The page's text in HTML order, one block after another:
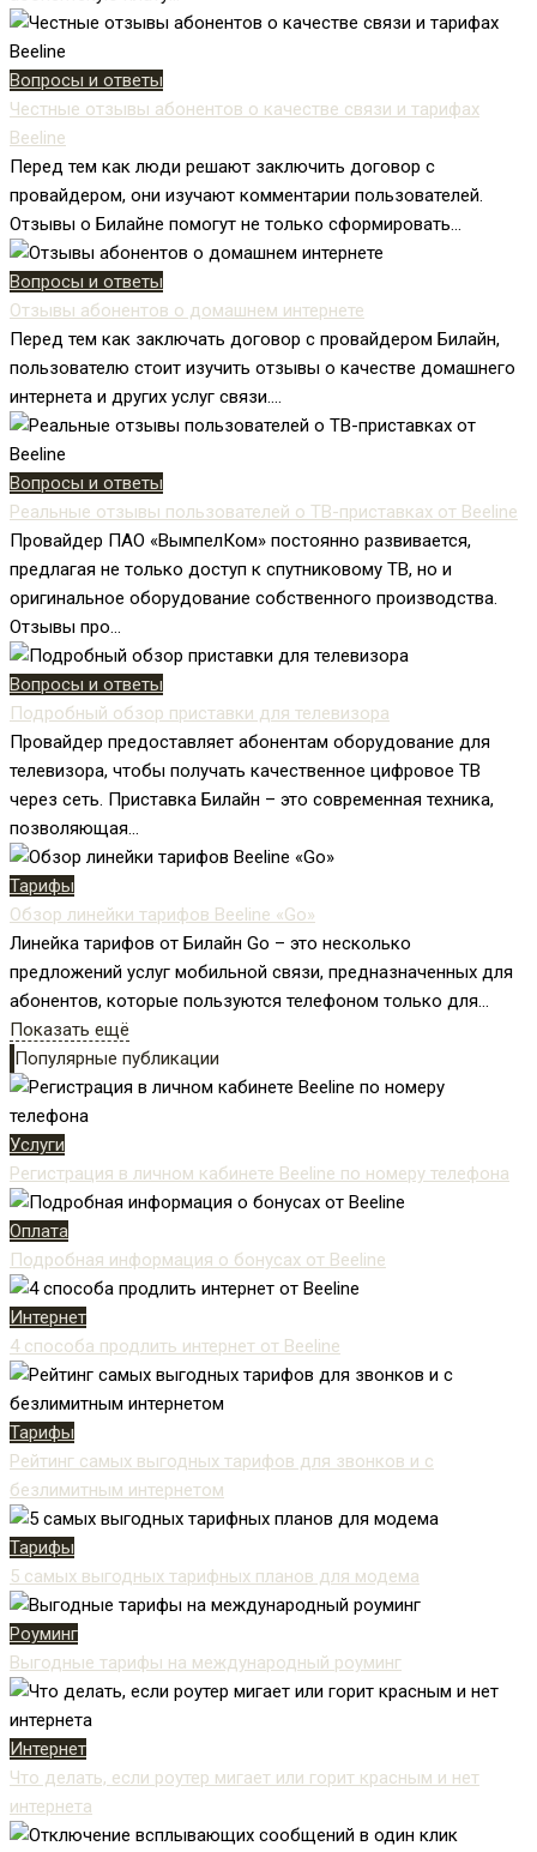
Вопросы и ответы
Честные отзывы абонентов о качестве связи и тарифах
Beeline
Перед тем как люди решают заключить договор с
провайдером, они изучают комментарии пользователей.
Отзывы о Билайне помогут не только сформировать...
Вопросы и ответы
Отзывы абонентов о домашнем интернете
Перед тем как заключать договор с провайдером Билайн,
пользователю стоит изучить отзывы о качестве домашнего
интернета и других услуг связи....
Вопросы и ответы
Реальные отзывы пользователей о ТВ-приставках от Beeline
Провайдер ПАО «ВымпелКом» постоянно развивается,
предлагая не только доступ к спутниковому ТВ, но и
оригинальное оборудование собственного производства.
Отзывы про...
Вопросы и ответы
Подробный обзор приставки для телевизора
Провайдер предоставляет абонентам оборудование для
телевизора, чтобы получать качественное цифровое ТВ
через сеть. Приставка Билайн – это современная техника,
позволяющая...
Тарифы
Обзор линейки тарифов Beeline «Go»
Линейка тарифов от Билайн Go – это несколько
предложений услуг мобильной связи, предназначенных для
абонентов, которые пользуются телефоном только для...
Показать ещё
Популярные публикации
Услуги
Регистрация в личном кабинете Beeline по номеру телефона
Оплата
Подробная информация о бонусах от Beeline
Интернет
4 способа продлить интернет от Beeline
Тарифы
Рейтинг самых выгодных тарифов для звонков и с
безлимитным интернетом
Тарифы
5 самых выгодных тарифных планов для модема
Роуминг
Выгодные тарифы на международный роуминг
Интернет
Что делать, если роутер мигает или горит красным и нет
интернета